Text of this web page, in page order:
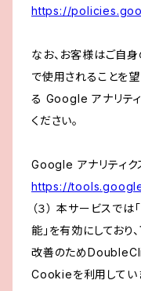
https://
なお、お客様はご自
で使用されることを
る Google アナリテ
ください。
Google アナリティク
https://
（３） 本サービスで
能」を有効にしており
改善のため
Cookieを利用してい